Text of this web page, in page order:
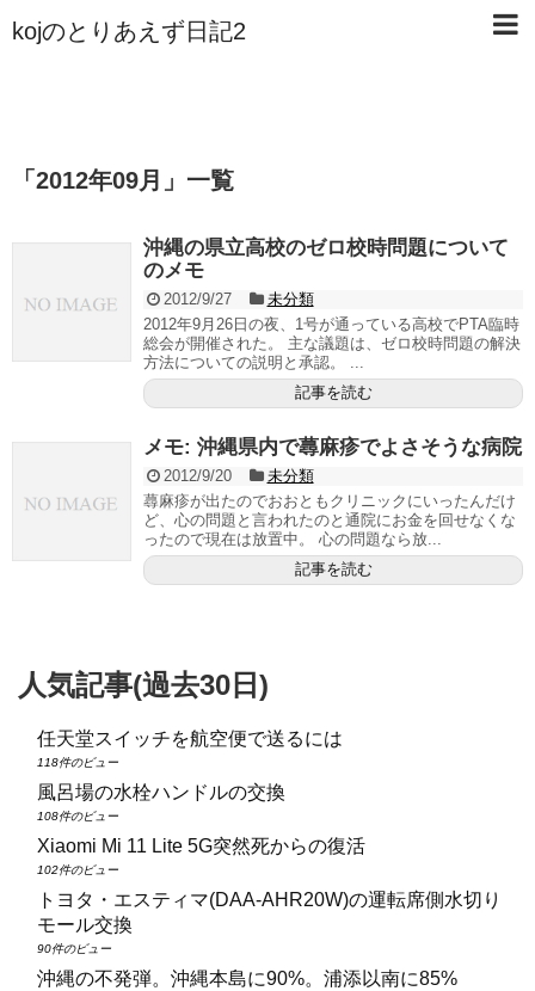
kojのとりあえず日記2
「 2012年09月 」 一覧
沖縄の県立高校のゼロ校時問題について
のメモ
2012/9/27
未分類
2012年9月26日の夜、1号が通っている高校でPTA臨時
総会が開催された。 主な議題は、ゼロ校時問題の解決
方法についての説明と承認。 ...
記事を読む
メモ: 沖縄県内で蕁麻疹でよさそうな病院
2012/9/20
未分類
蕁麻疹が出たのでおおともクリニックにいったんだけ
ど、心の問題と言われたのと通院にお金を回せなくな
ったので現在は放置中。 心の問題なら放...
記事を読む
人気記事(過去30日)
任天堂スイッチを航空便で送るには
118件のビュー
風呂場の水栓ハンドルの交換
108件のビュー
Xiaomi Mi 11 Lite 5G突然死からの復活
102件のビュー
トヨタ・エスティマ(DAA‑AHR20W)の運転席側水切り
モール交換
90件のビュー
沖縄の不発弾。沖縄本島に90%。浦添以南に85%